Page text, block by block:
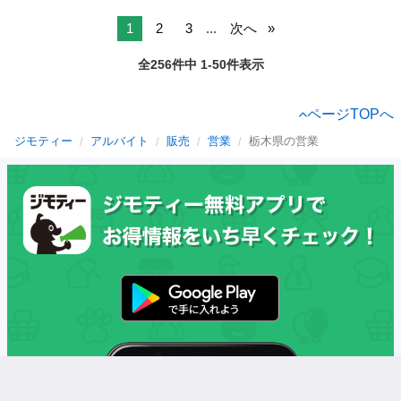
1 2 3 ... 次へ
全256件中 1-50件表示
ページTOPへ
ジモティー アルバイト 販売 営業 栃木県の営業